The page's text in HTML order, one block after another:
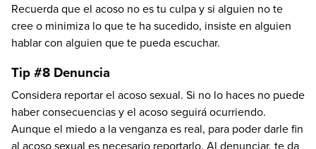
Recuerda que el acoso no es tu culpa y si alguien no te
cree o minimiza lo que te ha sucedido, insiste en alguien
hablar con alguien que te pueda escuchar.
Tip #8 Denuncia
Considera reportar el acoso sexual. Si no lo haces no puede
haber consecuencias y el acoso seguirá ocurriendo.
Aunque el miedo a la venganza es real, para poder darle fin